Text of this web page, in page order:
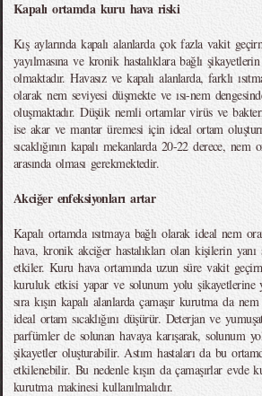
Kapalı ortamda kuru hava riski
Kış aylarında kapalı alanlarda çok fazla vakit
yayılmasına ve kronik hastalıklara bağlı
olmaktadır. Havasız ve kapalı alanlarda, farklı
olarak nem seviyesi düşmekte ve ısı-nem
oluşmaktadır. Düşük nemli ortamlar virüs ve
ise akar ve mantar üremesi için ideal ortam
sıcaklığının kapalı mekanlarda 20-22 derece, nem
arasında olması gerekmektedir.
Akciğer enfeksiyonları artar
Kapalı ortamda ısıtmaya bağlı olarak ideal nem
hava, kronik akciğer hastalıkları olan kişilerin yanı
etkiler. Kuru hava ortamında uzun süre vakit
kuruluk etkisi yapar ve solunum yolu şikayetlerine
sıra kışın kapalı alanlarda çamaşır kurutma da
ideal ortam sıcaklığını düşürür. Deterjan ve
parfümler de solunan havaya karışarak, solunum
şikayetler oluşturabilir. Astım hastaları da bu
etkilenebilir. Bu nedenle kışın da çamaşırlar evde
kurutma makinesi kullanılmalıdır.